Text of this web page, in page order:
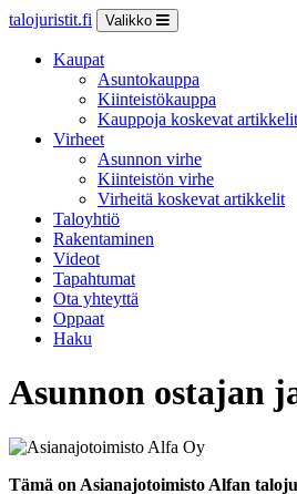
talojuristit.fi Valikko
Kaupat
Asuntokauppa
Kiinteistökauppa
Kauppoja koskevat artikkelit
Virheet
Asunnon virhe
Kiinteistön virhe
Virheitä koskevat artikkelit
Taloyhtiö
Rakentaminen
Videot
Tapahtumat
Ota yhteyttä
Oppaat
Haku
Asunnon ostajan
Tämä on Asianajotoimisto Alfan